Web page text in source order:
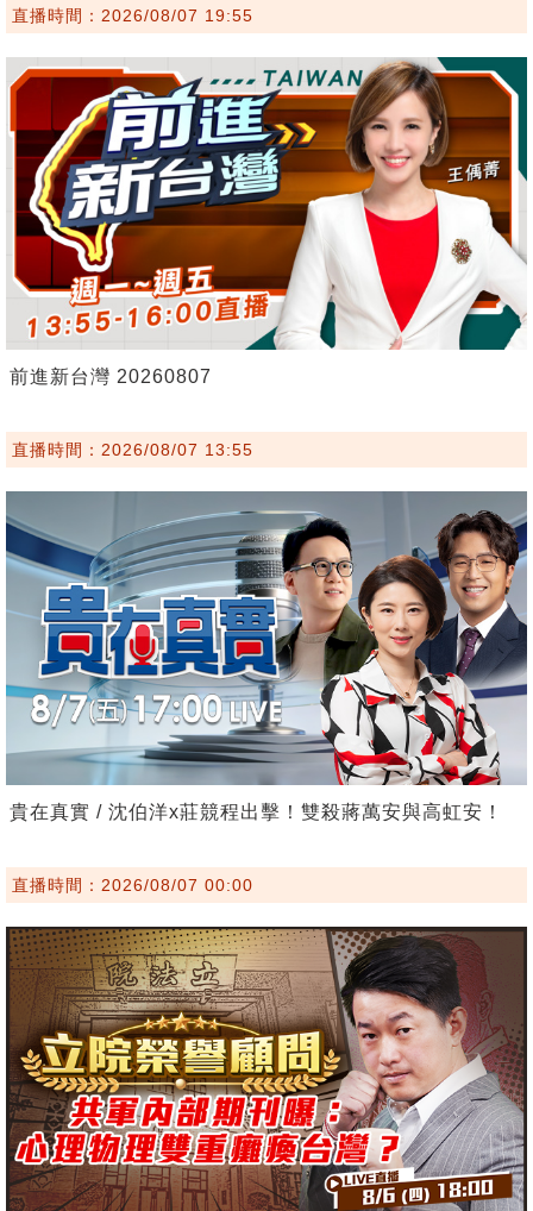
直播時間：2026/08/07 19:55
前進新台灣 20260807
直播時間：2026/08/07 13:55
貴在真實 / 沈伯洋x莊競程出擊！雙殺蔣萬安與高虹安！
直播時間：2026/08/07 00:00